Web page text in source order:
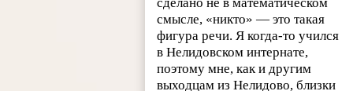
смысле, «никто» — это такая
фигура речи. Я когда-то учился
в Нелидовском интернате,
поэтому мне, как и другим
выходцам из Нелидово, близки